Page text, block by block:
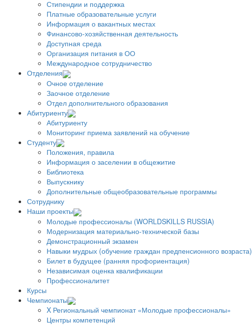
Стипендии и поддержка
Платные образовательные услуги
Информация о вакантных местах
Финансово-хозяйственная деятельность
Доступная среда
Организация питания в ОО
Международное сотрудничество
Отделения
Очное отделение
Заочное отделение
Отдел дополнительного образования
Абитуриенту
Абитуриенту
Мониторинг приема заявлений на обучение
Студенту
Положения, правила
Информация о заселении в общежитие
Библиотека
Выпускнику
Дополнительные общеобразовательные программы
Сотруднику
Наши проекты
Молодые профессионалы (WORLDSKILLS RUSSIA)
Модернизация материально-технической базы
Демонстрационный экзамен
Навыки мудрых (обучение граждан предпенсионного возраста)
Билет в будущее (ранняя профориентация)
Независимая оценка квалификации
Профессионалитет
Курсы
Чемпионаты
X Региональный чемпионат «Молодые профессионалы»
Центры компетенций